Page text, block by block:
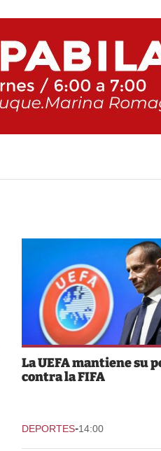
La UEFA mantiene su
contra la FIFA
DEPORTES-14:00